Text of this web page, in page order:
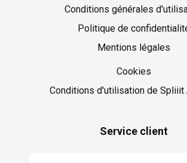
Conditions générales
Politique de
Mentions légales
Cookies
Conditions d'utilisation de Spliiit
Service client